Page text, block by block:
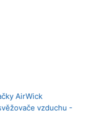
AirWick
vzduchu -